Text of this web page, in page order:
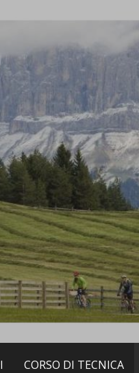
CORSO DI TECNICA